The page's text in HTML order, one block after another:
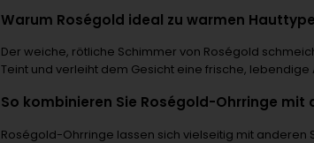
Warum Roségold ideal zu warmen
Der weiche, rötliche Schimmer von Roségold
Teint und verleiht dem Gesicht eine frische, lebendige
So kombinieren Sie Roségold-Ohrringe mit
Roségold-Ohrringe lassen sich vielseitig mit